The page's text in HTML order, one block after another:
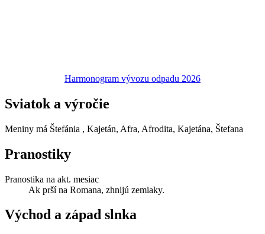
Harmonogram vývozu odpadu 2026
Sviatok a výročie
Meniny má Štefánia , Kajetán, Afra, Afrodita, Kajetána, Štefana
Pranostiky
Pranostika na akt. mesiac
Ak prší na Romana, zhnijú zemiaky.
Východ a západ slnka